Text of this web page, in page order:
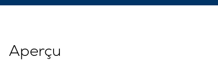
Aperçu